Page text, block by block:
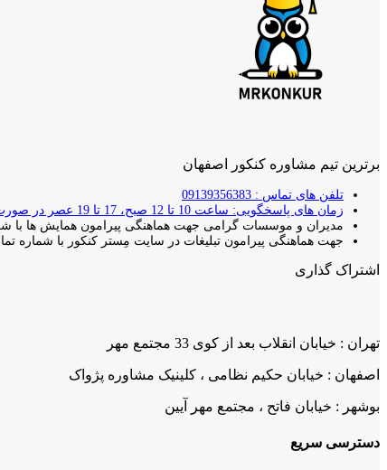
برترین تیم مشاوره کنکور اصفهان
تلفن های تماس : 09139356383
زمان های پاسخگویی: ساعت 10 تا 12 صبح، 17 تا 19 عصر در صورت عدم پاسخ دهی با شما تماس گرفته خواهد شد.
مدیران و موسسات گرامی جهت هماهنگی پیرامون همایش ها با
جهت هماهنگی پیرامون تبلیغات در سایت مِستر کنکور با شماره
اشتراک گذاری
تهران : خیابان انقلاب بعد از کوی 33 مجتمع مهر
اصفهان : خیابان حکیم نظامی ، کلینیک مشاوره پژواک
بوشهر : خیابان فاتح ، مجتمع مهر آیین
دسترسی سریع